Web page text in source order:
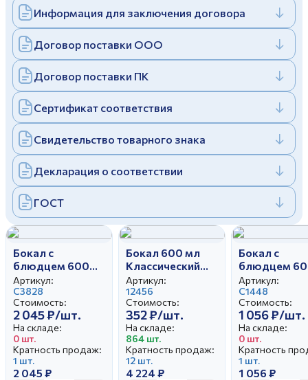
Отправить
Заполняя и отправляя форму, вы соглашаетесь
cполитикой конфиденциальности
Заполняя и отправляя форму, вы соглашаетесь
cполитикой конфиденциальности
Дулевский фарфоровый завод ©
Политика конфиденциальности
Информация для заключения договора
Договор поставки ООО
Договор поставки ПК
Сертификат соответствия
Свидетельство товарного знака
Декларация о соответствии
ГОСТ
Бокал с
блюдцем 600
мл Классический
Яблоки
Артикул:
С3828
Стоимость:
2 045 ₽/шт.
На складе:
0 шт.
Кратность продаж:
1 шт.
2 045 ₽
Бокал 600 мл
Классический
Блики лета
Артикул:
12456
Стоимость:
352 ₽/шт.
На складе:
864 шт.
Кратность продаж:
12 шт.
4 224 ₽
Бокал с
блюдцем
мл
Нина
Артикул:
C1448
Стоимость:
1 056 ₽/шт.
На складе:
0 шт.
Кратность
1 шт.
1 056 ₽